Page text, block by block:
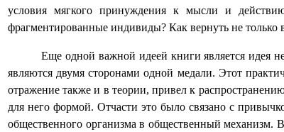
условия мягкого принуждения к мысли и
фрагментированные индивиды? Как вернуть не только
Еще одной важной идеей книги является идея
являются двумя сторонами одной медали. Этот
отражение также и в теории, привел к
для него формой. Отчасти это было связано с
общественного организма в общественный механизм.